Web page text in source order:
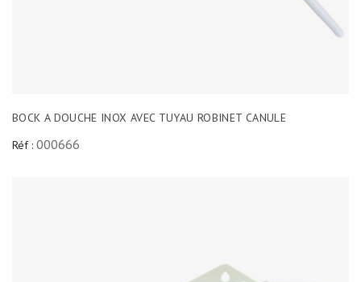
BOCK A DOUCHE INOX AVEC TUYAU ROBINET CANULE
Réf : 000666